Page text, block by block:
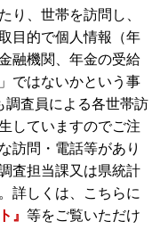
り、世帯を訪問し、
目的で個人情報（年
融機関、年金の受給
ではないかという事
調査員による各世帯訪
していますのでご注
訪問・電話等があり
査担当課又は県統計
詳しくは、こちらに
』 等をご覧いただけ